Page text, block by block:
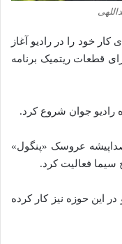
نیمه‌حرفه‌ای کار خود را در رادیو آغاز
قطعات ریتمیک برنامه
صداپیشه عروسک «پنگول»
سیما فعالیت کرد.
در این حوزه نیز کار کرده